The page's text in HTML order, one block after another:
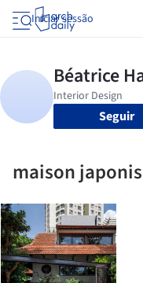
Iniciar sessão
Seguir
maison